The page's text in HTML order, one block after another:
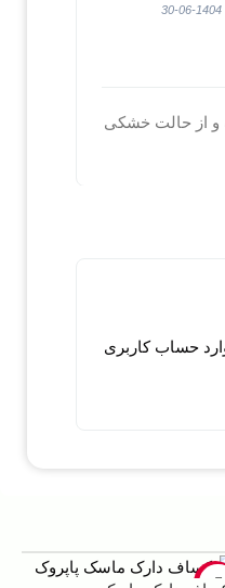
1404-06-30
و از حالت خشکی
حساب کاربری
-